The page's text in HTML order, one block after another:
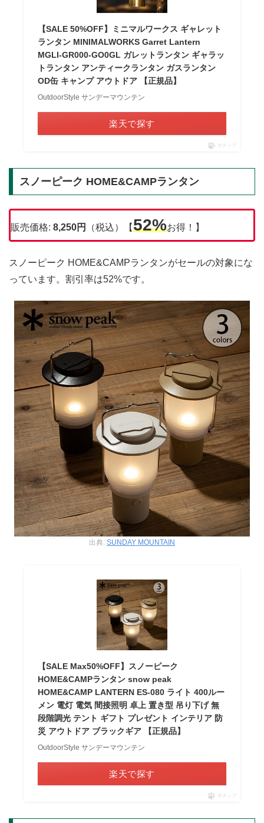
【SALE 50%OFF】ミニマルワークス ギャレット
ランタン MINIMALWORKS Garret Lantern
MGLI-GR000-GO0GL ガレットランタン ギャラッ
トランタン アンティークランタン ガスランタン
OD缶 キャンプ アウトドア 【正規品】
OutdoorStyle サンデーマウンテン
楽天で探す
ポチップ
スノーピーク HOME&CAMPランタン
販売価格: 8,250円 （税込）【52%お得！】
スノーピーク HOME&CAMPランタンがセールの対象にな
っています。割引率は52%です。
出典: SUNDAY MOUNTAIN
【SALE Max50%OFF】スノーピーク
HOME&CAMPランタン snow peak
HOME&CAMP LANTERN ES-080 ライト 400ルー
メン 電灯 電気 間接照明 卓上 置き型 吊り下げ 無
段階調光 テント ギフト プレゼント インテリア 防
災 アウトドア ブラックギア 【正規品】
OutdoorStyle サンデーマウンテン
楽天で探す
ポチップ